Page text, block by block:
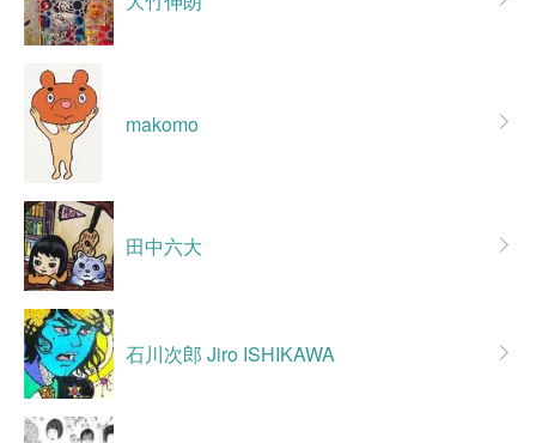
makomo
田中六大
石川次郎 Jiro ISHIKAWA